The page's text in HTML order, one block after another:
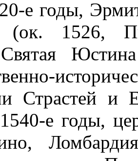
е годы,
(ок. 1526,
Страстей и
е годы,